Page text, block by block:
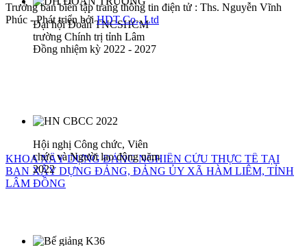
KHOA XÂY DỰNG ĐẢNG NGHIÊN CỨU THỰC TẾ TẠI
BAN XÂY DỰNG ĐẢNG, ĐẢNG ỦY XÃ HÀM LIÊM, TỈNH
LÂM ĐỒNG
Đại hội Đoàn TNCSHCM
trường Chính trị tỉnh Lâm
Đồng nhiệm kỳ 2022 - 2027
Hội nghị Công chức, Viên
chức và Người lao động năm
2022
Trưởng ban biên tập trang thông tin điện tử : Ths. Nguyễn Vĩnh
Phúc - Phát triển bởiHDT Co., Ltd